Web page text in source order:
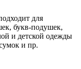
для
букв-подушек,
и детской одежды
и пр.